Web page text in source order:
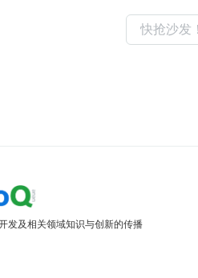
发及相关领域知识与创新的传播